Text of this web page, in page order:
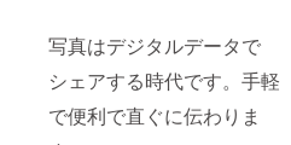
写真はデジタルデータで
シェアする時代です。手軽
で便利で直ぐに伝わりま